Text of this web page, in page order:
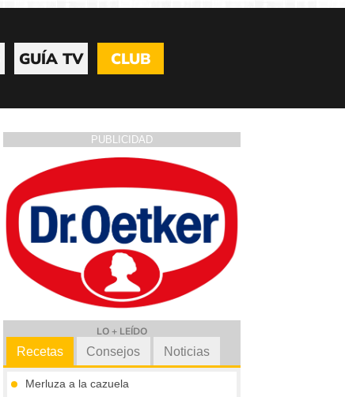
GUÍA TV CLUB
PUBLICIDAD
LO + LEÍDO
Recetas
Merluza a la cazuela
Consejos Noticias